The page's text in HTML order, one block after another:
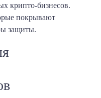
крипто-бизнесов.
покрывают
защиты.